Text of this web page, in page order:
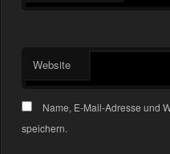
Website
Name, E-Mail-Adresse und
speichern.